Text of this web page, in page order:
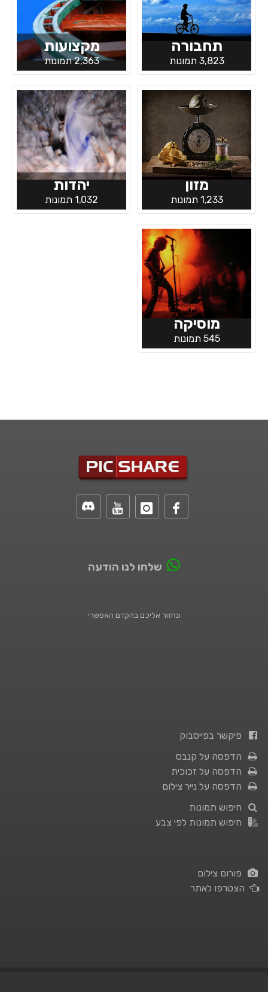
תחבורה
3,823 תמונות
מקצועות
2,363 תמונות
מזון
1,233 תמונות
יהדות
1,032 תמונות
מוסיקה
545 תמונות
שלחו לנו הודעה
ונחזור אליכם בהקדם האפשרי
פיקשר בפייסבוק
הדפסה על קנבס
הדפסה על זכוכית
הדפסה על נייר צילום
חיפוש תמונות
חיפוש תמונות לפי צבע
פורום צילום
הצטרפו לאתר